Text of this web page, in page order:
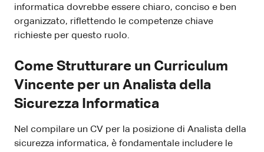
informatica dovrebbe essere chiaro, conciso e ben
organizzato, riflettendo le competenze chiave
richieste per questo ruolo.
Come Strutturare un Curriculum
Vincente per un Analista della
Sicurezza Informatica
Nel compilare un CV per la posizione di Analista della
sicurezza informatica, è fondamentale includere le